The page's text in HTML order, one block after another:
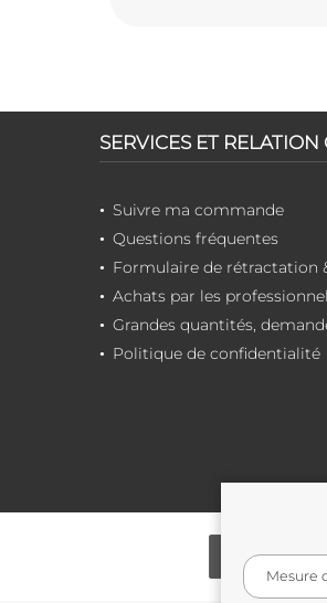
SERVICES ET RELATION
Suivre ma commande
Questions fréquentes
Formulaire de rétractation
Achats par les
Grandes quantités,
Politique de confidentialité
Mesure